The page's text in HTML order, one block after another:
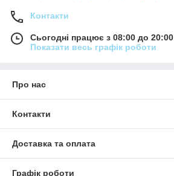
Контакти
Сьогодні працює з 08:00 до 20:00
Показати весь графік роботи
Про нас
Контакти
Доставка та оплата
Графік роботи